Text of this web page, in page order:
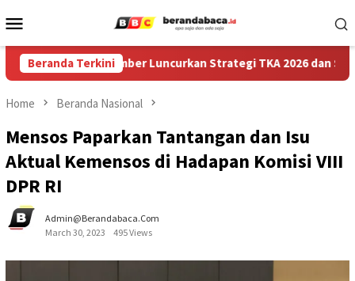
to
Menu
Beranda Terkini
Pendidikan Jember Luncurkan Strategi TKA 2026 dan SIGAP,
Home Beranda Nasional
Mensos Paparkan Tantangan dan Isu
Aktual Kemensos di Hadapan Komisi VIII
DPR RI
Admin@berandabaca.com
March 30, 2023
495 Views